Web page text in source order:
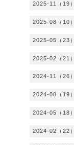
2025-11（19）
2025-08（10）
2025-05（23）
2025-02（21）
2024-11（26）
2024-08（19）
2024-05（18）
2024-02（22）